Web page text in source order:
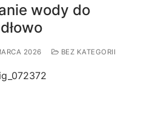
wody do
2026 BEZ KATEGORII